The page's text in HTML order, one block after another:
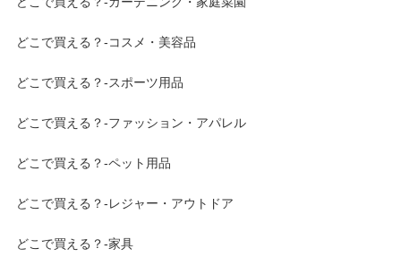
どこで買える？-コスメ・美容品
どこで買える？-スポーツ用品
どこで買える？-ファッション・アパレル
どこで買える？-ペット用品
どこで買える？-レジャー・アウトドア
どこで買える？-家具